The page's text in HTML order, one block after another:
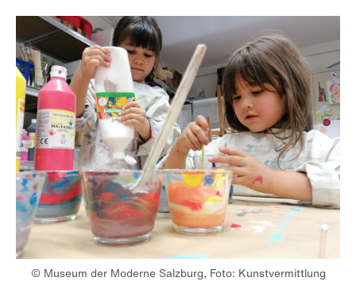
© Museum der Moderne Salzburg, Foto: Kunstvermittlung